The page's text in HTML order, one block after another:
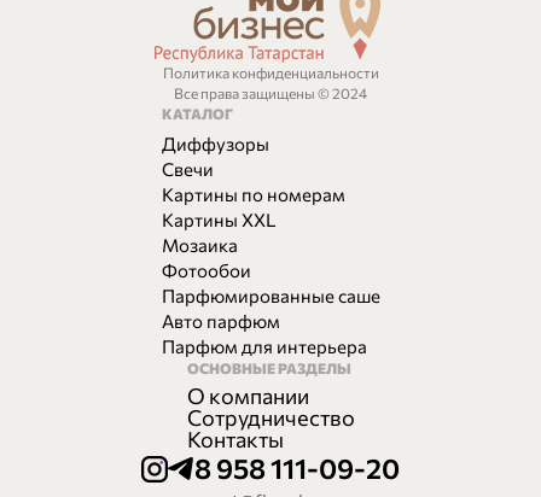
Политика конфиденциальности
Все права защищены © 2024
КАТАЛОГ
Диффузоры
Свечи
Картины по номерам
Картины XXL
Мозаика
Фотообои
Парфюмированные саше
Авто парфюм
Парфюм для интерьера
ОСНОВНЫЕ РАЗДЕЛЫ
О компании
Сотрудничество
Контакты
8 958 111-09-20